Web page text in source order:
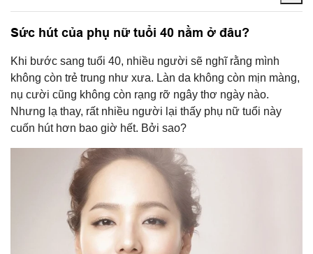
Sức hút của phụ nữ tuổi 40 nằm ở đâu?
Khi bước sang tuổi 40, nhiều người sẽ nghĩ rằng mình
không còn trẻ trung như xưa. Làn da không còn mịn màng,
nụ cười cũng không còn rạng rỡ ngây thơ ngày nào.
Nhưng lạ thay, rất nhiều người lại thấy phụ nữ tuổi này
cuốn hút hơn bao giờ hết. Bởi sao?